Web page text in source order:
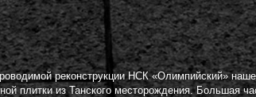
реконструкции НСК «Олимпийский»
плитки из Танского месторождения. Большая